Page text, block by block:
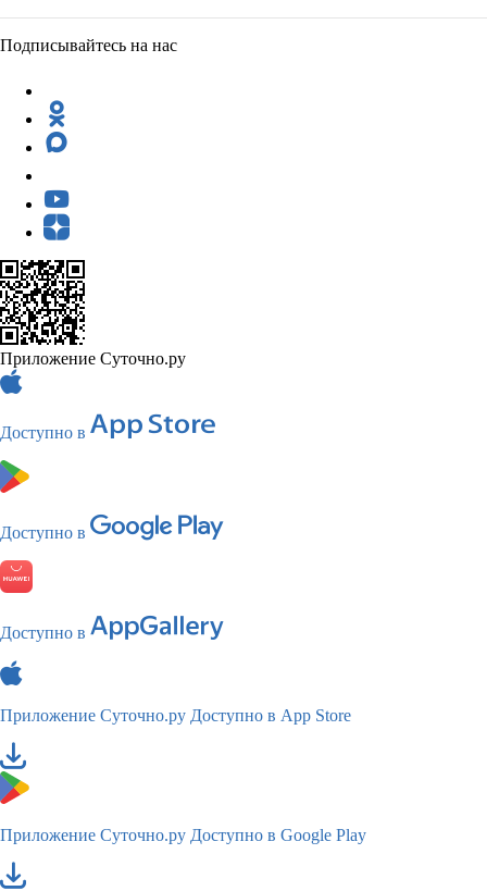
Подписывайтесь на нас
Приложение Суточно.ру
Доступно в
Доступно в
Доступно в
Приложение Суточно.ру Доступно в App Store
Приложение Суточно.ру Доступно в Google Play